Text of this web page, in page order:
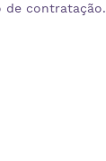
de contratação.